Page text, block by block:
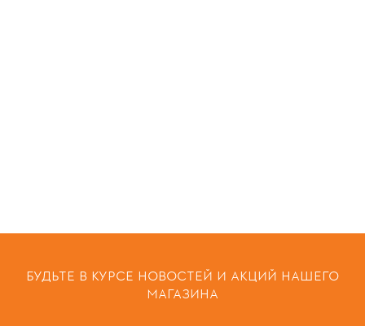
БУДЬТЕ В КУРСЕ НОВОСТЕЙ И АКЦИЙ НАШЕГО
МАГАЗИНА